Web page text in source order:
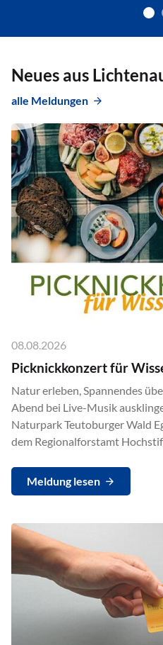
Neues aus
alle Meldungen
08.08.2026
Picknickkonzert für
Natur erleben, Spannendes
Abend bei Live-Musik
Naturpark Teutoburger Wald
dem Regionalforstamt
Meldung lesen